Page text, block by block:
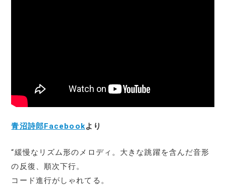
青沼詩郎Facebookより
“緩慢なリズム形のメロディ。大きな跳躍を含んだ音形
の反復、順次下行。
コード進行がしゃれてる。